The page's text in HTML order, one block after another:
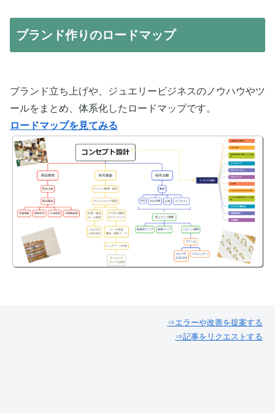
ブランド作りのロードマップ
ブランド立ち上げや、ジュエリービジネスのノウハウやツ
ールをまとめ、体系化したロードマップです。
ロードマップを見てみる
⇒エラーや改善を提案する
⇒記事をリクエストする